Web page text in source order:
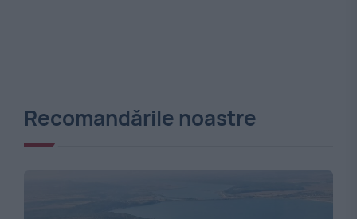
Recomandările noastre